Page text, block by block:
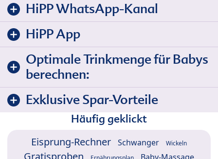
HiPP WhatsApp-Kanal
HiPP App
Optimale Trinkmenge für Babys
berechnen:
Exklusive Spar-Vorteile
Häufig geklickt
Eisprung-Rechner Schwanger Wickeln